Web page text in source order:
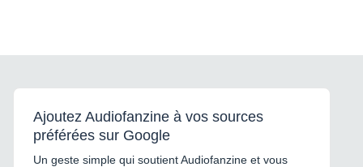
Ajoutez Audiofanzine à vos sources
préférées sur Google
Un geste simple qui soutient Audiofanzine et vous